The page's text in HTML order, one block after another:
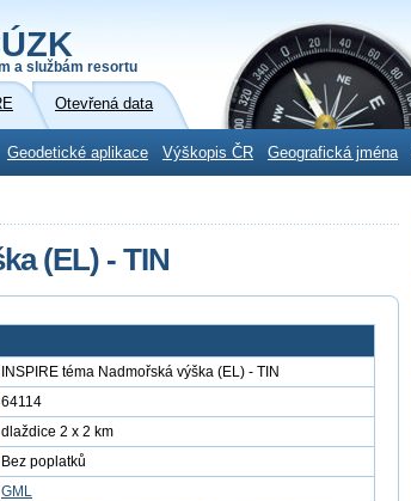
a službám resortu
Otevřená data
Geodetické aplikace Výškopis ČR Geografická jména
(EL) - TIN
INSPIRE téma Nadmořská výška (EL) - TIN
64114
dlaždice 2 x 2 km
Bez poplatků
GML